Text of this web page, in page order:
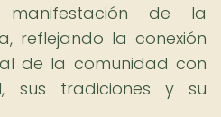
de la
reflejando la conexión
de la comunidad con
sus tradiciones y su